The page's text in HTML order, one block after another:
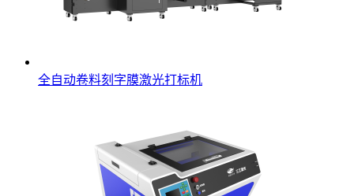
全自动卷料刻字膜激光打标机